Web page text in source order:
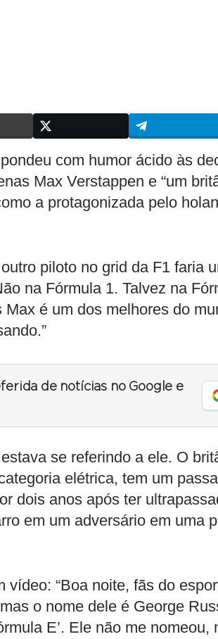
com humor ácido às
Max Verstappen e “um
a protagonizada pelo
piloto no grid da F1 faria
na Fórmula 1. Talvez na
é um dos melhores do
de notícias no Google e
se referindo a ele. O
elétrica, tem um
dois anos após ter
em um adversário em uma
“Boa noite, fãs do
o nome dele é George
E’. Ele não me nomeou,